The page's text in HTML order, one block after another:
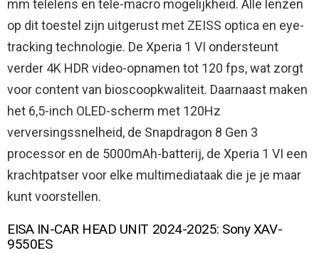
mm telelens en tele-macro mogelijkheid. Alle lenzen
op dit toestel zijn uitgerust met ZEISS optica en eye-
tracking technologie. De Xperia 1 VI ondersteunt
verder 4K HDR video-opnamen tot 120 fps, wat zorgt
voor content van bioscoopkwaliteit. Daarnaast maken
het 6,5-inch OLED-scherm met 120Hz
verversingssnelheid, de Snapdragon 8 Gen 3
processor en de 5000mAh-batterij, de Xperia 1 VI een
krachtpatser voor elke multimediataak die je je maar
kunt voorstellen.
EISA IN-CAR HEAD UNIT 2024-2025: Sony XAV-
9550ES